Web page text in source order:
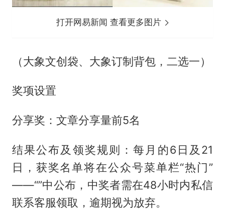
打开网易新闻 查看更多图片
（大象文创袋、大象订制背包，二选一）
奖项设置
分享奖：文章分享量前5名
结果公布及领奖规则：每月的6日及21
日，获奖名单将在公众号菜单栏“热门”
——“”中公布，中奖者需在48小时内私信
联系客服领取，逾期视为放弃。